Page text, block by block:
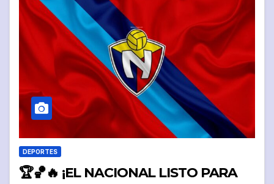
DEPORTES
🏆🏀🔥 ¡EL NACIONAL LISTO PARA